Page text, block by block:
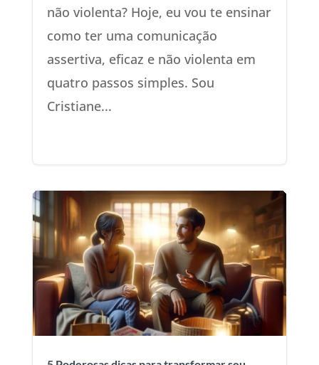
não violenta? Hoje, eu vou te ensinar
como ter uma comunicação
assertiva, eficaz e não violenta em
quatro passos simples. Sou
Cristiane...